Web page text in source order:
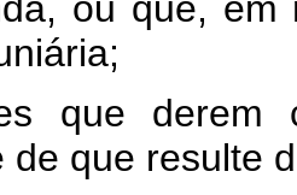
que derem
de que resulte